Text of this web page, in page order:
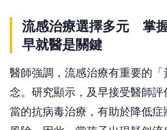
流感治療選擇多元 掌
早就醫是關鍵
醫師強調，流感治療有重要的
念。研究顯示，及早接受醫師
當的抗病毒治療，有助於降低